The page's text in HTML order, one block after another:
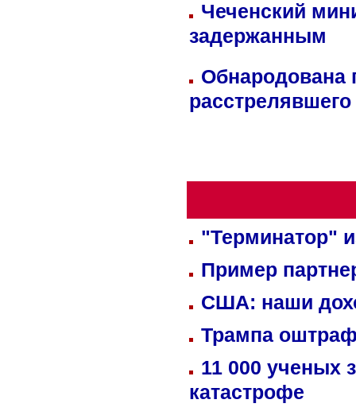
Чеченский
задержанным
Обнародована
"Терминатор"
Пример
США: наши
Трампа
11 000 ученых
катастрофе